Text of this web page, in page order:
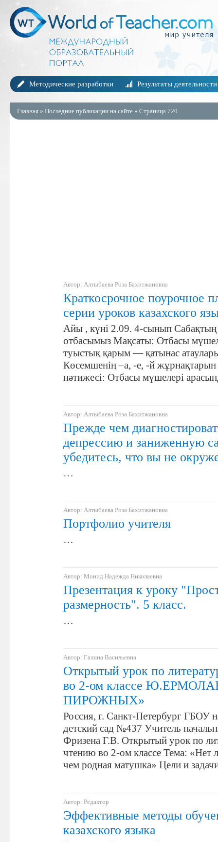
Методические разработки Результаты деятельности
Главная » Последние публикации на сайте » Страница 720
Автор: Алтыбаева Роза Бахитжановна
Краткосрочное поурочное
серии уроков казахского
Айы , күні 2.09. 4-сынып Сабақтың
отбасымыз Мақсаты: Отбасы
туыстық қарым — қатынас
Көсемшенің –а, -е, -й
нәтижесі: Отбасы мүшелері
Автор: Алтыбаева Роза Бахитжановна
Прежде чем
депрессию и заниженную
убедитесь, что вы не
…
Автор: Алтыбаева Роза Бахитжановна
Портфолио учителя
…
Автор: Монид Надежда Николаевна
Презентация к уроку
размерность". 5 класс.
…
Автор: Галина Васильевна
Открытый урок по
во 2-ом классе
ПИРОЖНЫХ»
Россия, г. Санкт-Петербург ГБОУ
детский сад №437 Учитель
Фризена Г.В. Открытый урок по
чтению во 2-ом классе Тема: «Нет
чем родная матушка» Цели и
Автор: Редактор
Эффективные методы
казахского языка